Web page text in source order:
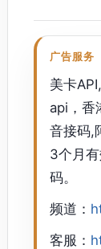
广告服务
美卡
api，香
音接码,
3个月
码。
频道：
客服：